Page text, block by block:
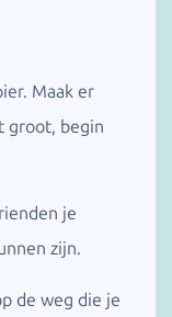
Maak er
groot, begin
je
zijn.
de weg die je